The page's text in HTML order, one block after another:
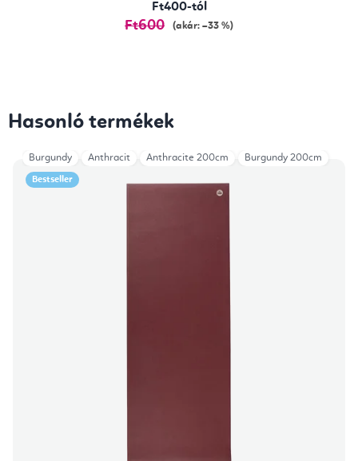
Ft400-tól
Ft600 (akár: –33 %)
Hasonló termékek
Bestseller
Burgundy Anthracit Anthracite 200cm Burgundy 200cm